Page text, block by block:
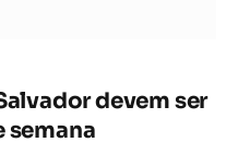
devem ser
semana